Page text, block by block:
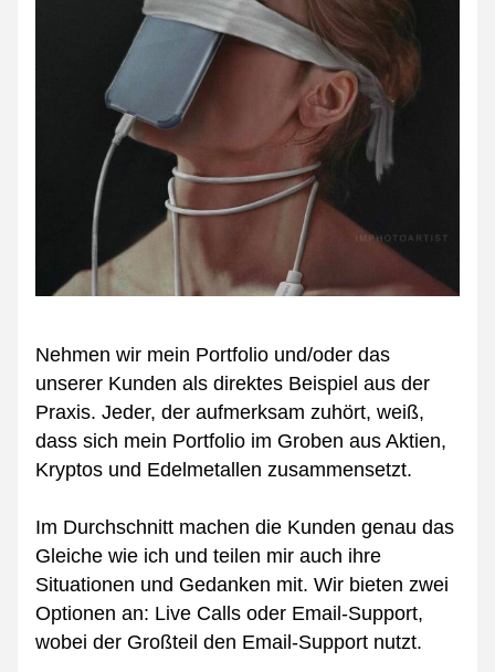
Nehmen wir mein Portfolio und/oder das
unserer Kunden als direktes Beispiel aus der
Praxis. Jeder, der aufmerksam zuhört, weiß,
dass sich mein Portfolio im Groben aus Aktien,
Kryptos und Edelmetallen zusammensetzt.
Im Durchschnitt machen die Kunden genau das
Gleiche wie ich und teilen mir auch ihre
Situationen und Gedanken mit. Wir bieten zwei
Optionen an: Live Calls oder Email-Support,
wobei der Großteil den Email-Support nutzt.